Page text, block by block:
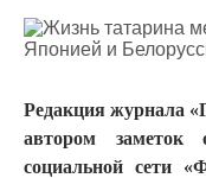
Редакция журнала
автором
социальной сети